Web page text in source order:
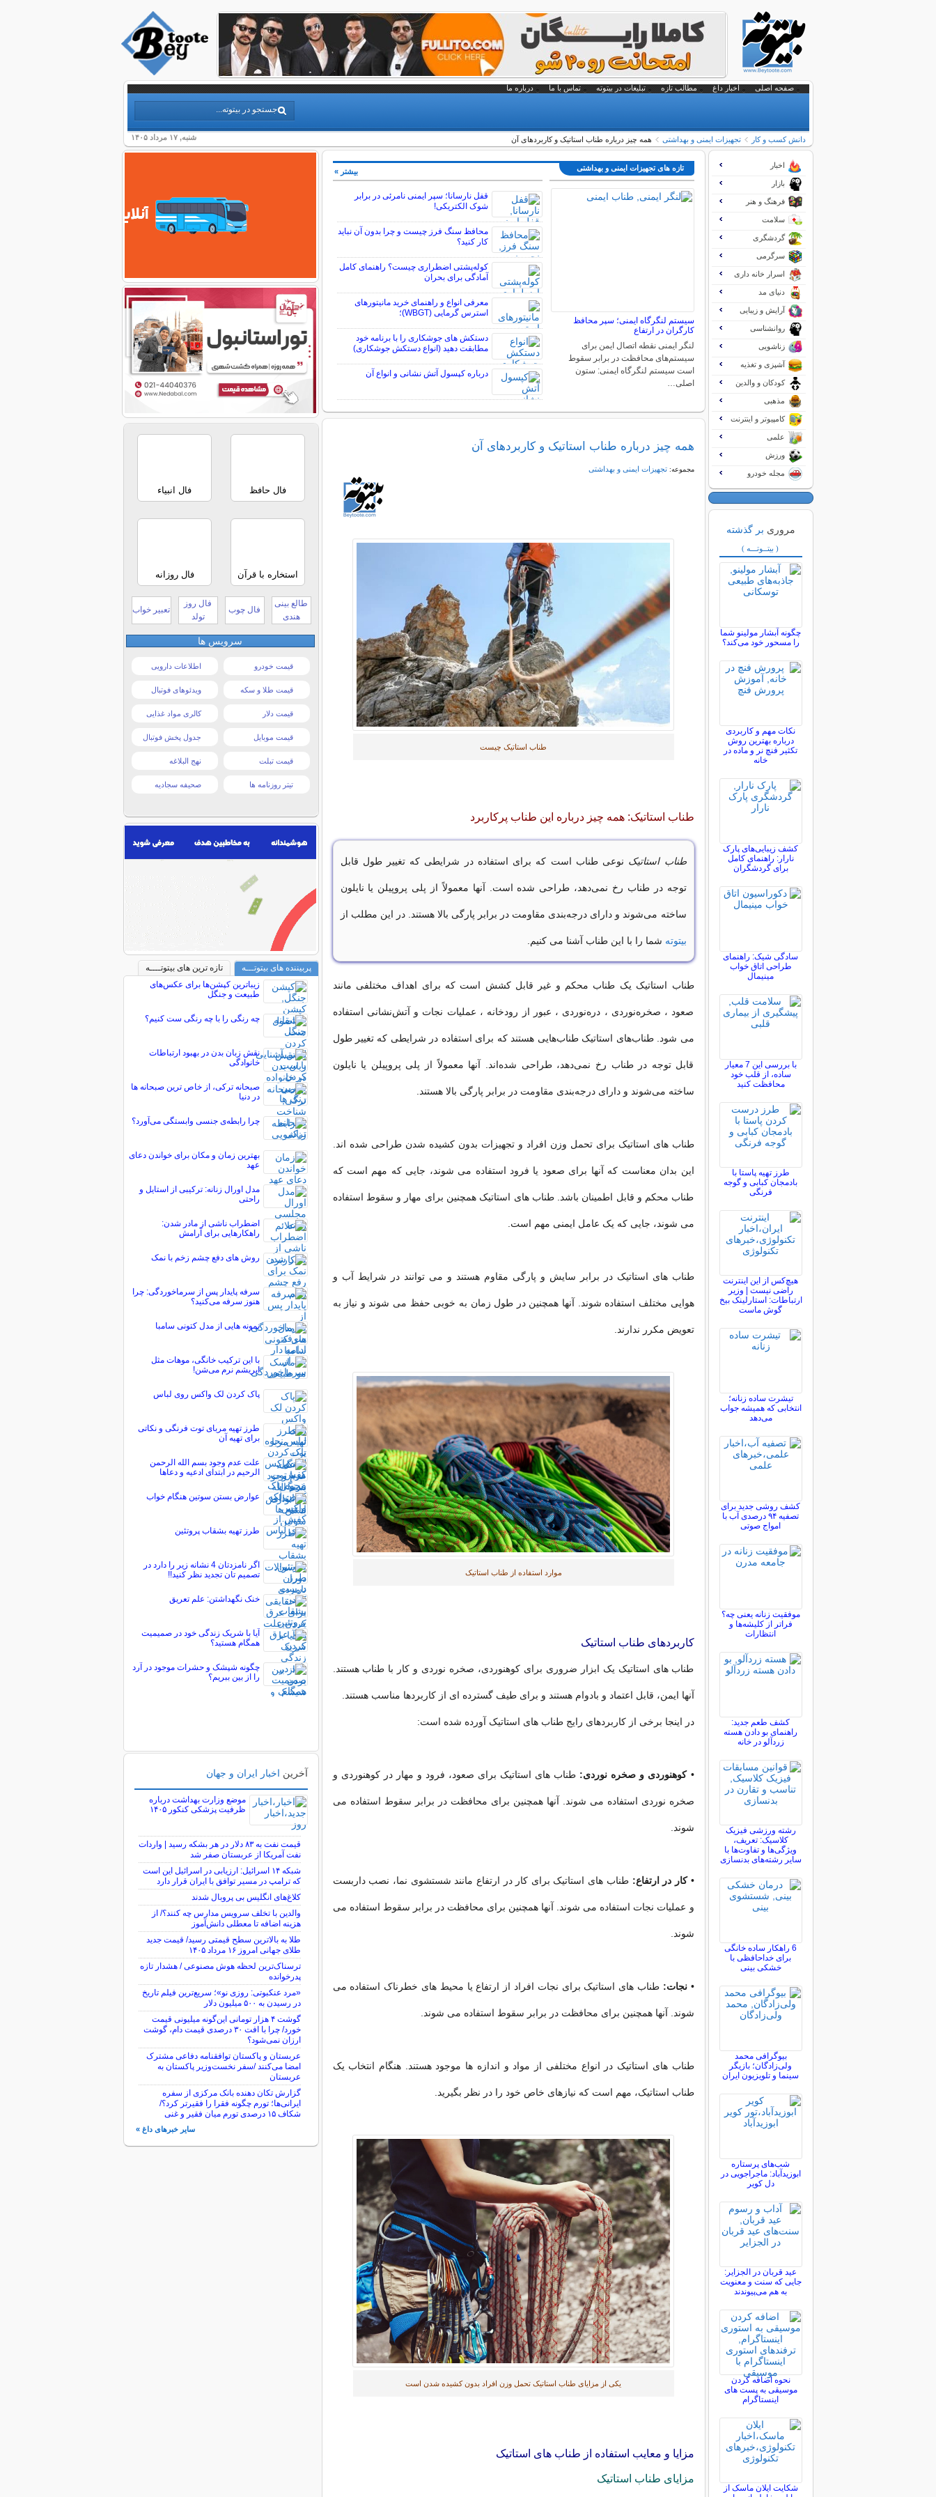
صفحه اصلی اخبار داغ مطالب تازه تبلیغات در بیتوته تماس با ما درباره ما
شنبه, ۱۷ مرداد ۱۴۰۵ دانش کسب و کار تجهیزات ایمنی و بهداشتی همه چیز درباره طناب استاتیک و کاربردهای آن
تازه های تجهیزات ایمنی و بهداشتی
سیستم لنگرگاه ایمنی؛ سپر محافظ
کارگران در ارتفاع
لنگر ایمنی نقطه اتصال ایمن برای
سیستم‌های محافظت در برابر سقوط
است سیستم لنگرگاه ایمنی: ستون
اصلی…
قفل نارسانا؛ سپر ایمنی نامرئی در برابر
شوک الکتریکی!
محافظ سنگ فرز چیست و چرا بدون آن نباید
کار کنید؟
کوله‌پشتی اضطراری چیست؟ راهنمای کامل
آمادگی برای بحران
معرفی انواع و راهنمای خرید مانیتورهای
استرس گرمایی (WBGT)؛
دستکش های جوشکاری را با برنامه خود
مطابقت دهید (انواع دستکش جوشکاری)
درباره کپسول آتش نشانی و انواع آن
بیشتر »
همه چیز درباره طناب استاتیک و کاربردهای آن
مجموعه:تجهیزات ایمنی و بهداشتی
طناب استاتیک چیست
طناب استاتیک: همه چیز درباره این طناب پرکاربرد
طناب استاتیک نوعی طناب است که برای استفاده در شرایطی که تغییر طول قابل
توجه در طناب رخ نمی‌دهد، طراحی شده است. آنها معمولاً از پلی پروپیلن یا نایلون
ساخته می‌شوند و دارای درجه‌بندی مقاومت در برابر پارگی بالا هستند. در این مطلب از
بیتوته شما را با این طناب آشنا می کنیم.
طناب استاتیک یک طناب محکم و غیر قابل کشش است که برای اهداف مختلفی مانند
صعود ، صخره‌نوردی ، دره‌نوردی ، عبور از رودخانه ، عملیات نجات و آتش‌نشانی استفاده
می شود. طناب‌های استاتیک طناب‌هایی هستند که برای استفاده در شرایطی که تغییر طول
قابل توجه در طناب رخ نمی‌دهد، طراحی شده‌اند. آنها معمولاً از پلی پروپیلن یا نایلون
ساخته می‌شوند و دارای درجه‌بندی مقاومت در برابر پارگی بالا هستند.
طناب های استاتیک برای تحمل وزن افراد و تجهیزات بدون کشیده شدن طراحی شده اند.
این بدان معناست که آنها برای صعود یا فرود استفاده می شوند، جایی که مهم است که
طناب محکم و قابل اطمینان باشد. طناب های استاتیک همچنین برای مهار و سقوط استفاده
می شوند، جایی که یک عامل ایمنی مهم است.
طناب های استاتیک در برابر سایش و پارگی مقاوم هستند و می توانند در شرایط آب و
هوایی مختلف استفاده شوند. آنها همچنین در طول زمان به خوبی حفظ می شوند و نیاز به
تعویض مکرر ندارند.
موارد استفاده از طناب استاتیک
کاربردهای طناب استاتیک
طناب های استاتیک یک ابزار ضروری برای کوهنوردی، صخره نوردی و کار با طناب هستند.
آنها ایمن، قابل اعتماد و بادوام هستند و برای طیف گسترده ای از کاربردها مناسب هستند.
در اینجا برخی از کاربردهای رایج طناب های استاتیک آورده شده است:
•کوهنوردی و صخره نوردی: طناب های استاتیک برای صعود، فرود و مهار در کوهنوردی و
صخره نوردی استفاده می شوند. آنها همچنین برای محافظت در برابر سقوط استفاده می
شوند.
•کار در ارتفاع: طناب های استاتیک برای کار در ارتفاع مانند شستشوی نما، نصب داربست
و عملیات نجات استفاده می شوند. آنها همچنین برای محافظت در برابر سقوط استفاده می
شوند.
•نجات: طناب های استاتیک برای نجات افراد از ارتفاع یا محیط های خطرناک استفاده می
شوند. آنها همچنین برای محافظت در برابر سقوط استفاده می شوند.
طناب های استاتیک در انواع مختلفی از مواد و اندازه ها موجود هستند. هنگام انتخاب یک
طناب استاتیک، مهم است که نیازهای خاص خود را در نظر بگیرید.
یکی از مزایای طناب استاتیک تحمل وزن افراد بدون کشیده شدن است
مزایا و معایب استفاده از طناب های استاتیک
مزایای طناب استاتیک
اخبار
بازار
فرهنگ و هنر
سلامت
گردشگری
سرگرمی
اسرار خانه داری
دنیای مد
آرایش و زیبایی
روانشناسی
زناشویی
آشپزی و تغذیه
کودکان و والدین
مذهبی
کامپیوتر و اینترنت
علمی
ورزش
مجله خودرو
مروری بر گذشته
( بیتــوتـــه )
چگونه آبشار مولینو شما
را مسحور خود می‌کند؟
نکات مهم و کاربردی
درباره بهترین روش
تکثیر فنچ نر و ماده در
خانه
کشف زیبایی‌های پارک
نارار: راهنمای کامل
برای گردشگران
سادگی شیک: راهنمای
طراحی اتاق خواب
مینیمال
با بررسی این 7 معیار
ساده، از قلب خود
محافظت کنید
طرز تهیه پاستا با
بادمجان کبابی و گوجه
فرنگی
هیچ‌کس از این اینترنت
راضی نیست | وزیر
ارتباطات: استارلینک بیخ
گوش ماست
تیشرت ساده زنانه؛
انتخابی که همیشه جواب
می‌دهد
کشف روشی جدید برای
تصفیه ۹۴ درصدی آب با
امواج صوتی
موفقیت زنانه یعنی چه؟
فراتر از کلیشه‌ها و
انتظارات
کشف طعم جدید:
راهنمای بو دادن هسته
زردآلو در خانه
رشته ورزشی فیزیک
کلاسیک: تعریف،
ویژگی‌ها و تفاوت‌ها با
سایر رشته‌های بدنسازی
6 راهکار ساده خانگی
برای خداحافظی با
خشکی بینی
بیوگرافی محمد
ولی‌زادگان؛ بازیگر
سینما و تلویزیون ایران
شب‌های پرستاره
ابوزیدآباد: ماجراجویی در
دل کویر
عید قربان در الجزایر:
جایی که سنت و معنویت
به هم می‌پیوندند
نحوه اضافه کردن
موسیقی به پست های
اینستاگرام
شکایت ایلان ماسک از
فال حافظ فال انبیاء
استخاره با قرآن فال روزانه
طالع بینی
هندی
فال چوب
فال روز
تولد
تعبیر خواب
سرویس ها
قیمت خودرو اطلاعات دارویی
قیمت طلا و سکه ویدئوهای فوتبال
قیمت دلار کالری مواد غذایی
قیمت موبایل جدول پخش فوتبال
قیمت تبلت نهج البلاغه
تیتر روزنامه ها صحیفه سجادیه
پربیننده های بیتوتـــه
تازه ترین های بیتوتــــه
زیباترین کپشن‌ها برای عکس‌های
طبیعت و جنگل
چه رنگی را با چه رنگی ست کنیم؟
نقش زبان بدن در بهبود ارتباطات
خانوادگی
صبحانه ترکی، از خاص ترین صبحانه ها
در دنیا
چرا رابطه‌ی جنسی وابستگی می‌آورد؟
بهترین زمان و مکان برای خواندن دعای
عهد
مدل اورال زنانه: ترکیبی از استایل و
راحتی
اضطراب ناشی از مادر شدن:
راهکارهایی برای آرامش
روش های دفع چشم زخم با نمک
سرفه پایدار پس از سرماخوردگی: چرا
هنوز سرفه می‌کنید؟
نمونه هایی از مدل کتونی سامبا
با این ترکیب خانگی، موهات مثل
ابریشم نرم می‌شن!
پاک کردن لک واکس روی لباس
طرز تهیه مربای توت فرنگی و نکاتی
برای تهیه آن
علت عدم وجود بسم الله الرحمن
الرحیم در ابتدای ادعیه و دعاها
عوارض بستن سوتین هنگام خواب
طرز تهیه بشقاب پروتئین
اگر نامزدتان 4 نشانه زیر را دارد در
تصمیم تان تجدید نظر کنید!!
خنک نگهداشتن: علم تعریق
آیا با شریک زندگی خود در صمیمیت
همگام هستید؟
چگونه شپشک و حشرات موجود در آرد
را از بین ببریم؟
آخرین اخبار ایران و جهان
موضع وزارت بهداشت درباره
ظرفیت پزشکی کنکور ۱۴۰۵
قیمت نفت به ۸۳ دلار در هر بشکه رسید | واردات
نفت آمریکا از عربستان صفر شد
شبکه ۱۴ اسرائیل: ارزیابی در اسرائیل این است
که ترامپ در مسیر توافق با ایران قرار دارد
کلاغ‌های انگلیس بی پروبال شدند
والدین با تخلف سرویس مدارس چه کنند؟/ از
هزینه اضافه تا معطلی دانش‌آموز
طلا به بالاترین سطح قیمتی رسید/ قیمت جدید
طلای جهانی امروز ۱۶ مرداد ۱۴۰۵
ترسناک‌ترین لحظه هوش مصنوعی / هشدار تازه
پدرخوانده
«مرد عنکبوتی: روزی نو»؛ سریع‌ترین فیلم تاریخ
در رسیدن به ۵۰۰ میلیون دلار
گوشت ۴ هزار تومانی این‌گونه میلیونی قیمت
خورد/ چرا با افت ۳۰ درصدی قیمت دام، گوشت
ارزان نمی‌شود؟
عربستان و پاکستان توافقنامه دفاعی مشترک
امضا می‌کنند /سفر نخست‌وزیر پاکستان به
عربستان
گزارش تکان‌ دهنده بانک مرکزی از سفره
ایرانی‌ها؛ تورم چگونه فقرا را فقیرتر کرد؟/
شکاف ۱۵ درصدی تورم میان فقیر و غنی
سایر خبرهای داغ »